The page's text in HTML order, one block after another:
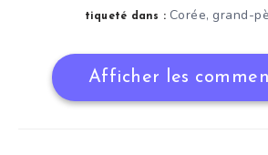
tiqueté dans : Corée, grand-
Afficher les